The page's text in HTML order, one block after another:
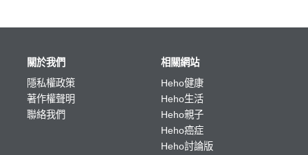
關於我們
隱私權政策
著作權聲明
聯絡我們
相關網站
Heho健康
Heho生活
Heho親子
Heho癌症
Heho討論版